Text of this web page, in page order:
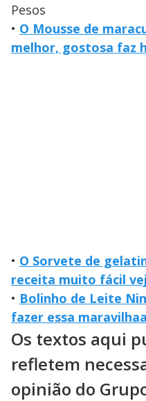
Pesos
• O Mousse de
melhor, gostosa faz
• O Sorvete de
receita muito fácil
• Bolinho de Leite
fazer essa
Os textos aqui
refletem
opinião do